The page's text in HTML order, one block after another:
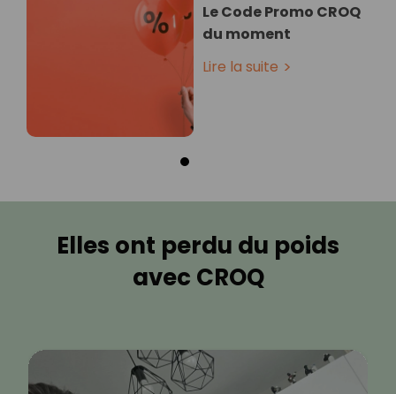
Le Code Promo CROQ
du moment
Lire la suite
Elles ont perdu du poids
avec CROQ